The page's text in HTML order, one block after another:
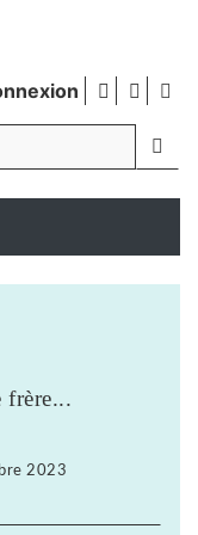
facebook
twitter
frère...
2023